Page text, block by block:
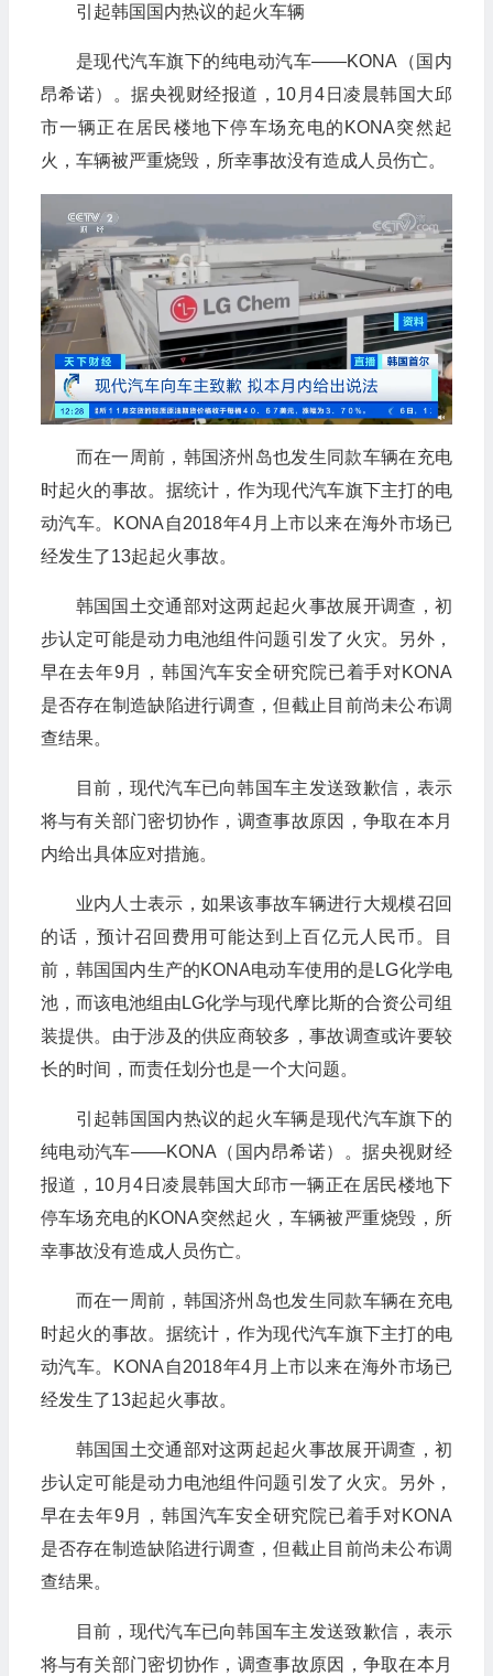
引起韩国国内热议的起火车辆
是现代汽车旗下的纯电动汽车——KONA （国内
昂希诺）。据央视财经报道， 10 月4 日凌晨韩国大邱
市一辆正在居民楼地下停车场充电的 KONA突然起
火，车辆被严重烧毁，所幸事故没有造成人员伤亡。
而在一周前，韩国济州岛也发生同款车辆在充电
时起火的事故。据统计，作为现代汽车旗下主打的电
动汽车。
KONA 自2018年4 月上市以来在海外市场已
经发生了13起起火事故。
韩国国土交通部对这两起起火事故展开调查，初
步认定可能是动力电池组件问题引发了火灾。另外，
早在去年9月，韩国汽车安全研究院已着手对KONA
是否存在制造缺陷进行调查，但截止目前尚未公布调
查结果。
目前，现代汽车已向韩国车主发送致歉信，表示
将与有关部门密切协作，调查事故原因，争取在本月
内给出具体应对措施。
业内人士表示，如果该事故车辆进行大规模召回
的话，预计召回费用可能达到上百亿元人民币。目
前，韩国国内生产的KONA电动车使用的是 LG化学电
池，而该电池组由 LG化学与现代摩比斯的合资公司组
装提供。由于涉及的供应商较多，事故调查或许要较
长的时间，而责任划分也是一个大问题。
引起韩国国内热议的起火车辆是现代汽车旗下的
纯电动汽车——KONA （国内昂希诺）。据央视财经
报道， 10 月4 日凌晨韩国大邱市一辆正在居民楼地下
停车场充电的KONA突然起火，车辆被严重烧毁，所
幸事故没有造成人员伤亡。
而在一周前，韩国济州岛也发生同款车辆在充电
时起火的事故。据统计，作为现代汽车旗下主打的电
动汽车。
KONA 自2018年4 月上市以来在海外市场已
经发生了13起起火事故。
韩国国土交通部对这两起起火事故展开调查，初
步认定可能是动力电池组件问题引发了火灾。另外，
早在去年9月，韩国汽车安全研究院已着手对KONA
是否存在制造缺陷进行调查，但截止目前尚未公布调
查结果。
目前，现代汽车已向韩国车主发送致歉信，表示
将与有关部门密切协作，调查事故原因，争取在本月